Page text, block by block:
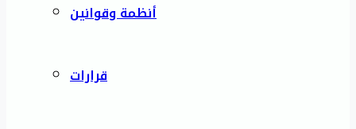
أنظمة وقوانين
قرارات